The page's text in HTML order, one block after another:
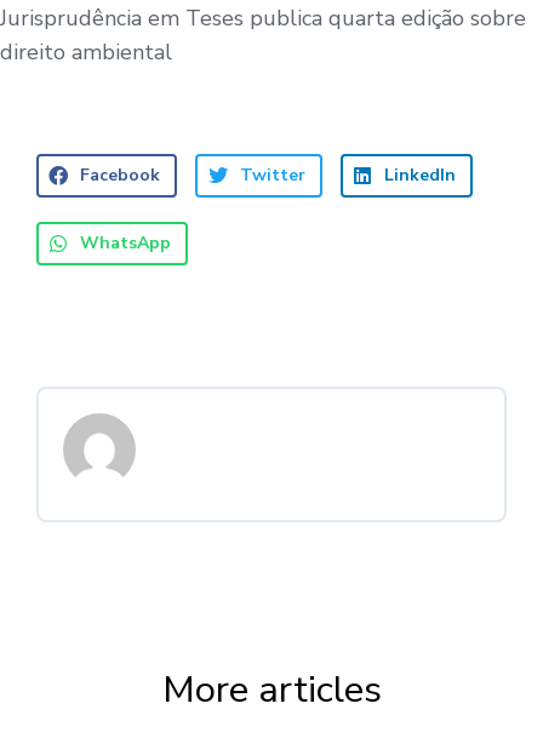
Jurisprudência em Teses publica quarta edição sobre
direito ambiental
Facebook Twitter LinkedIn
WhatsApp
More articles